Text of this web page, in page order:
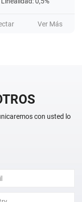
Ver Más
con usted lo